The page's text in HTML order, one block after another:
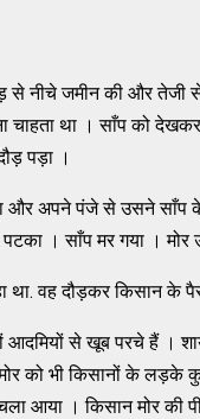
नीचे जमीन की और तेजी
था । साँप को
पड़ा ।
और अपने पंजे से उसने साँप
। साँप मर गया । मोर
वह दौड़कर किसान के
आदमियों से खूब परचे हैं ।
को भी किसानों के लड़के
आया । किसान मोर की